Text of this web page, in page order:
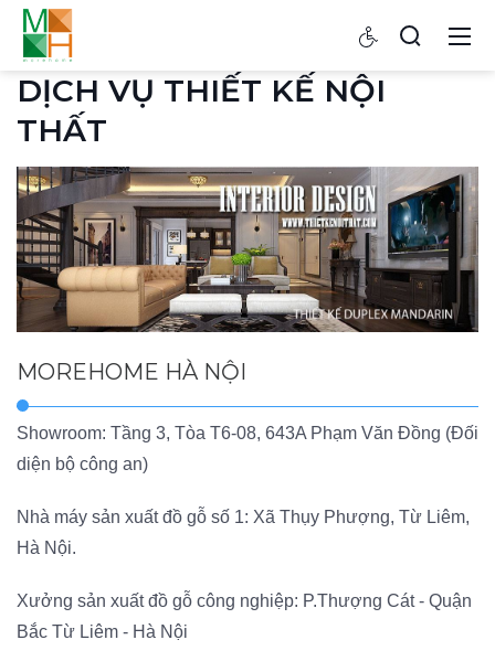
DỊCH VỤ THIẾT KẾ NỘI
THẤT
MOREHOME HÀ NỘI
Showroom: Tầng 3, Tòa T6-08, 643A Phạm Văn Đồng (Đối
diện bộ công an)
Nhà máy sản xuất đồ gỗ số 1: Xã Thụy Phượng, Từ Liêm,
Hà Nội.
Xưởng sản xuất đồ gỗ công nghiệp: P.Thượng Cát - Quận
Bắc Từ Liêm - Hà Nội